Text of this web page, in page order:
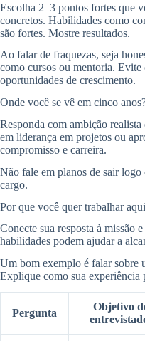
Escolha 2–3 pontos fortes que
concretos. Habilidades como
são fortes. Mostre resultados.
Ao falar de fraquezas, seja
como cursos ou mentoria. Evite
oportunidades de crescimento.
Onde você se vê em cinco
Responda com ambição
em liderança em projetos ou
compromisso e carreira.
Não fale em planos de sair
cargo.
Por que você quer trabalhar
Conecte sua resposta à missão
habilidades podem ajudar a
Um bom exemplo é falar sobre
Explique como sua experiência
Pergunta
Objetivo